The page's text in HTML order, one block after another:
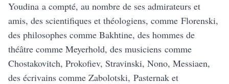
Youdina a compté, au nombre de ses admirateurs et
amis, des scientifiques et théologiens, comme Florenski,
des philosophes comme Bakhtine, des hommes de
théâtre comme Meyerhold, des musiciens comme
Chostakovitch, Prokofiev, Stravinski, Nono, Messiaen,
des écrivains comme Zabolotski, Pasternak et